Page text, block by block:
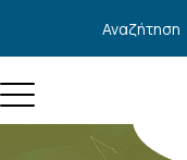
Αναζήτηση